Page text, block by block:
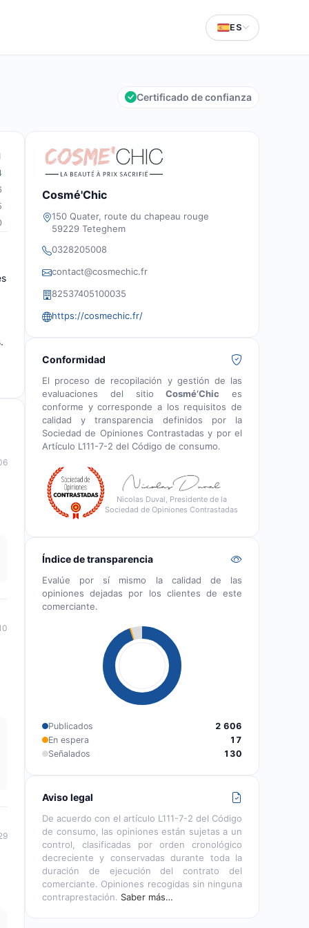
ES
Certificado de confianza
Cosmé'Chic
150 Quater, route du chapeau rouge
59229 Teteghem
0328205008
contact@cosmechic.fr
82537405100035
https://cosmechic.fr/
Conformidad
El proceso de recopilación y gestión de las
evaluaciones del sitioCosmé’Chic es
conforme y corresponde a los requisitos de
calidad y transparencia definidos por la
Sociedad de Opiniones Contrastadas y por el
Artículo L111-7-2 del Código de consumo.
Nicolas Duval, Presidente de la
Sociedad de Opiniones Contrastadas
Índice de transparencia
Evalúe por sí mismo la calidad de las
opiniones dejadas por los clientes de este
comerciante.
Publicados
2 606
En espera
17
Señalados
130
Aviso legal
De acuerdo con el artículo L111-7-2 del Código
de consumo, las opiniones están sujetas a un
control, clasificadas por orden cronológico
decreciente y conservadas durante toda la
duración de ejecución del contrato del
comerciante. Opiniones recogidas sin ninguna
contraprestación. Saber más…